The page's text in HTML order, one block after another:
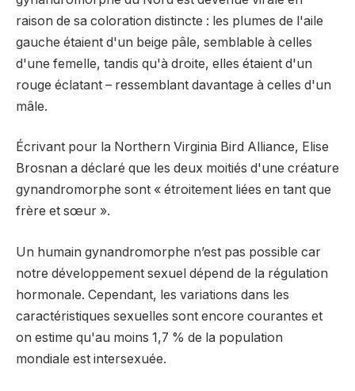
raison de sa coloration distincte : les plumes de l'aile
gauche étaient d'un beige pâle, semblable à celles
d'une femelle, tandis qu'à droite, elles étaient d'un
rouge éclatant – ressemblant davantage à celles d'un
mâle.
Écrivant pour la Northern Virginia Bird Alliance, Elise
Brosnan a déclaré que les deux moitiés d'une créature
gynandromorphe sont « étroitement liées en tant que
frère et sœur ».
Un humain gynandromorphe n’est pas possible car
notre développement sexuel dépend de la régulation
hormonale. Cependant, les variations dans les
caractéristiques sexuelles sont encore courantes et
on estime qu'au moins 1,7 % de la population
mondiale est intersexuée.